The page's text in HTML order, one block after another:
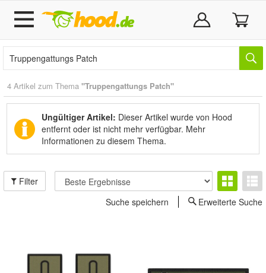
4 Artikel zum Thema "Truppengattungs Patch"
Ungültiger Artikel: Dieser Artikel wurde von Hood
entfernt oder ist nicht mehr verfügbar. Mehr
Informationen zu diesem Thema.
Filter
Suche speichern
Erweiterte Suche